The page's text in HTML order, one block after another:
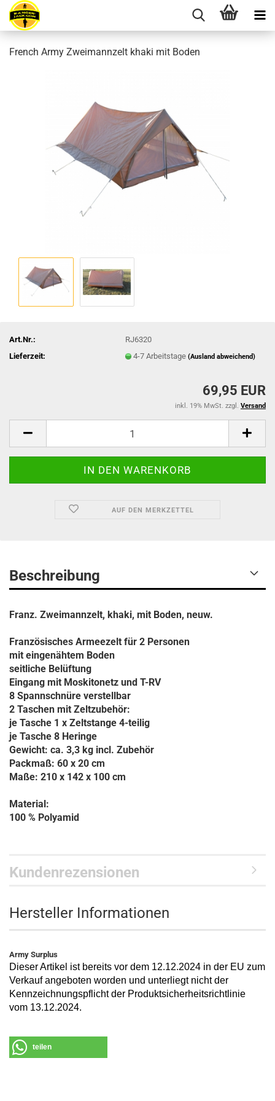
French Army Zweimannzelt khaki mit Boden
Art.Nr.:
RJ6320
Lieferzeit:
4-7 Arbeitstage(Ausland abweichend)
69,95 EUR
inkl. 19% MwSt. zzgl. Versand
AUF DEN MERKZETTEL
Beschreibung
Franz. Zweimannzelt, khaki, mit Boden, neuw.
Französisches Armeezelt für 2 Personen
mit eingenähtem Boden
seitliche Belüftung
Eingang mit Moskitonetz und T-RV
8 Spannschnüre verstellbar
2 Taschen mit Zeltzubehör:
je Tasche 1 x Zeltstange 4-teilig
je Tasche 8 Heringe
Gewicht: ca. 3,3 kg incl. Zubehör
Packmaß: 60 x 20 cm
Maße: 210 x 142 x 100 cm
Material:
100 % Polyamid
Kundenrezensionen
Hersteller Informationen
Army Surplus
Dieser Artikel ist bereits vor dem 12.12.2024 in der EU zum
Verkauf angeboten worden und unterliegt nicht der
Kennzeichnungspflicht der Produktsicherheitsrichtlinie
vom 13.12.2024.
teilen